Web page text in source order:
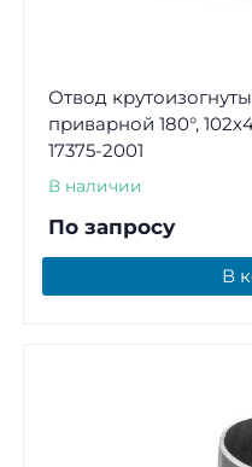
Отвод
приварной 180°,
17375-2001
В наличии
По запросу
В